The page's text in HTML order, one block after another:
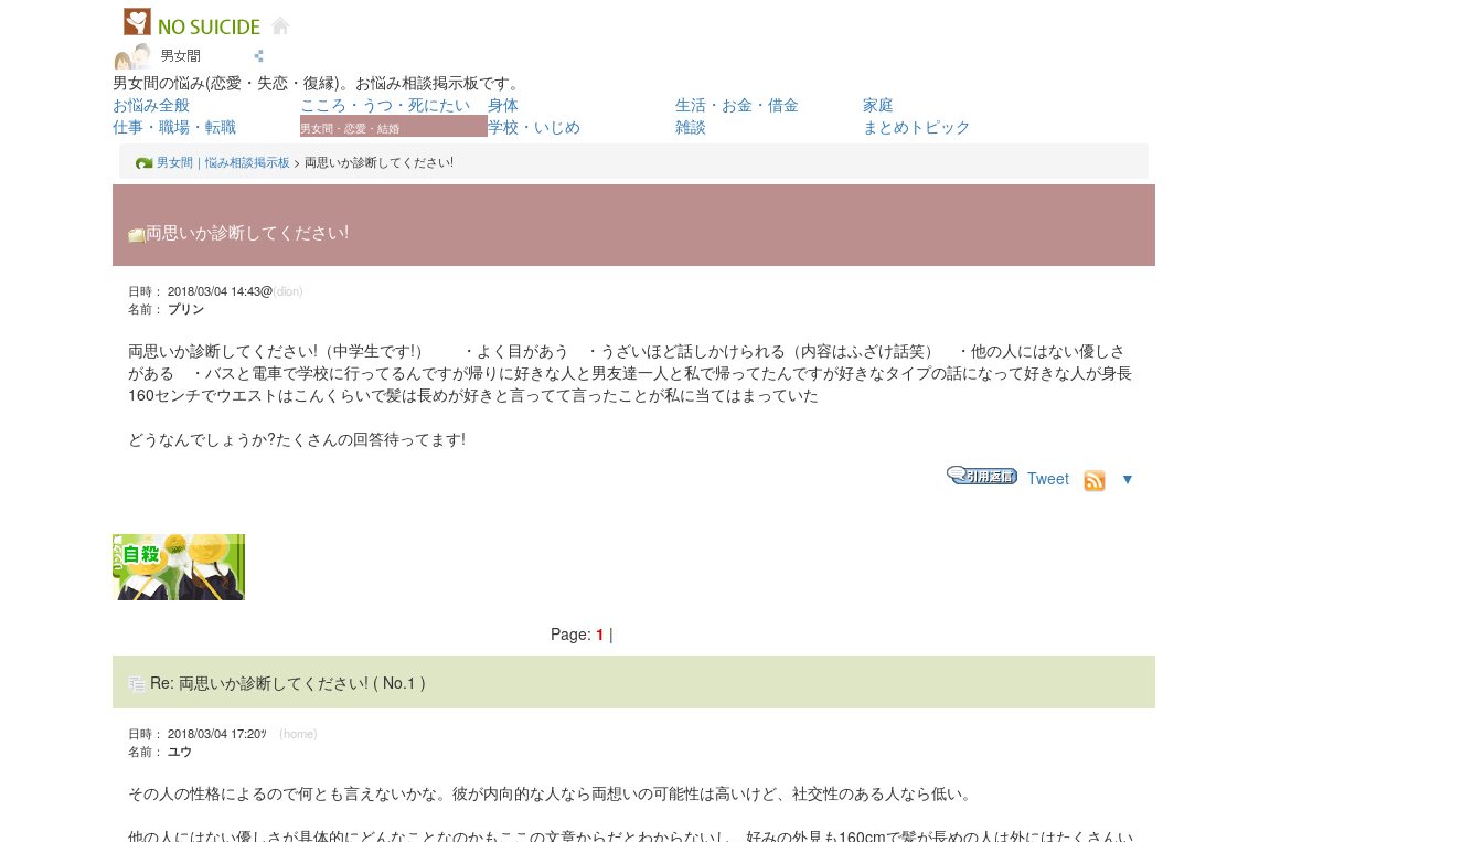
男女間の悩み(恋愛・失恋・復縁)。お悩み相談掲示板です。
お悩み全般
こころ・うつ・死にたい 身体 生活・お金・借金
家庭
仕事・職場・転職
男女間・恋愛・結婚 学校・いじめ 雑談 まとめトピック
男女間｜悩み相談掲示板 > 両思いか診断してください!
両思いか診断してください!
日時： 2018/03/04 14:43@(dion)
名前： プリン
両思いか診断してください!（中学生です!） ・よく目があう ・うざいほど話しかけられる（内容はふざけ話笑） ・他の人にはない優しさ
がある ・バスと電車で学校に行ってるんですが帰りに好きな人と男友達一人と私で帰ってたんですが好きなタイプの話になって好きな人が身長
160センチでウエストはこんくらいで髪は長めが好きと言ってて言ったことが私に当てはまっていた
どうなんでしょうか?たくさんの回答待ってます!
Tweet
▼
Page: 1 |
Re: 両思いか診断してください! ( No.1 )
日時： 2018/03/04 17:20ﾂ (home)
名前： ユウ
その人の性格によるので何とも言えないかな。彼が内向的な人なら両想いの可能性は高いけど、社交性のある人なら低い。
他の人にはない優しさが具体的にどんなことなのかもここの文章からだとわからないし、好みの外見も160cmで髪が長めの人は外にはたくさんい